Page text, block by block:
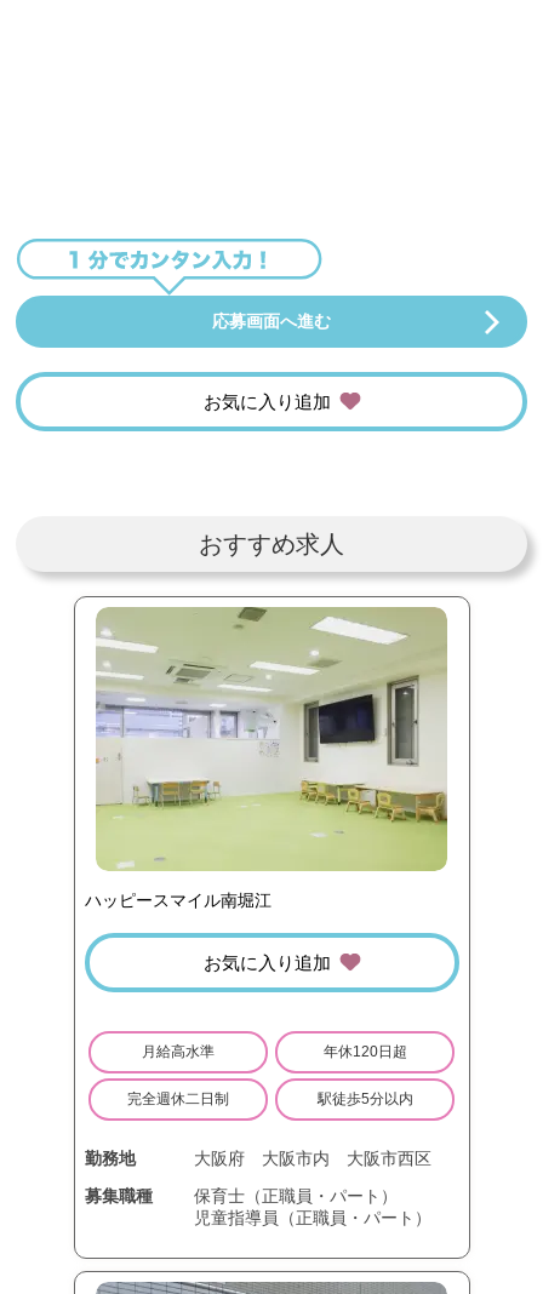
応募画面へ進む
お気に入り追加
おすすめ求人
ハッピースマイル南堀江
お気に入り追加
月給高水準 年休120日超
完全週休二日制 駅徒歩5分以内
勤務地 大阪府 大阪市内
大阪市西区
募集職種
保育士（正職員・パート）
児童指導員（正職員・パート）